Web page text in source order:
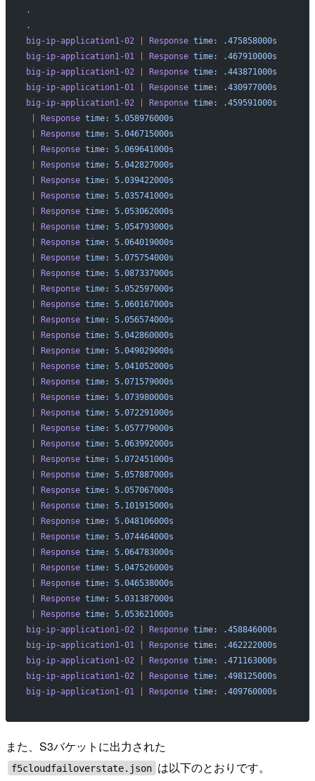
.
.
big-ip-application1-02
Response time:
.475858000s
big-ip-application1-01
Response time:
.467910000s
big-ip-application1-02
Response time:
.443871000s
big-ip-application1-01
Response time:
.430977000s
big-ip-application1-02
Response time:
.459591000s
Response time:
5.058976000s
Response time:
5.046715000s
Response time:
5.069641000s
Response time:
5.042827000s
Response time:
5.039422000s
Response time:
5.035741000s
Response time:
5.053062000s
Response time:
5.054793000s
Response time:
5.064019000s
Response time:
5.075754000s
Response time:
5.087337000s
Response time:
5.052597000s
Response time:
5.060167000s
Response time:
5.056574000s
Response time:
5.042860000s
Response time:
5.049029000s
Response time:
5.041052000s
Response time:
5.071579000s
Response time:
5.073980000s
Response time:
5.072291000s
Response time:
5.057779000s
Response time:
5.063992000s
Response time:
5.072451000s
Response time:
5.057887000s
Response time:
5.057067000s
Response time:
5.101915000s
Response time:
5.048106000s
Response time:
5.074464000s
Response time:
5.064783000s
Response time:
5.047526000s
Response time:
5.046538000s
Response time:
5.031387000s
Response time:
5.053621000s
big-ip-application1-02
Response time:
.458846000s
big-ip-application1-01
Response time:
.462222000s
big-ip-application1-02
Response time:
.471163000s
big-ip-application1-02
Response time:
.498125000s
big-ip-application1-01
Response time: .409760000s
また、S3バケットに出力された
f5cloudfailoverstate.json は以下のとおりです。